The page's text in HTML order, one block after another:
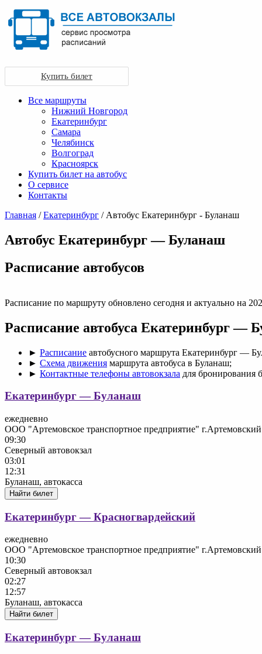
Купить билет
Все маршруты
Нижний Новгород
Екатеринбург
Самара
Челябинск
Волгоград
Красноярск
Купить билет на автобус
О сервисе
Контакты
Главная /Екатеринбург / Автобус Екатеринбург - Буланаш
Автобус Екатеринбург — Буланаш
Раcписание автобусов
Расписание по маршруту обновлено сегодня и актуально на
Расписание автобуса Екатеринбург —
► Расписание автобусного маршрута Екатеринбург —
► Схема движения маршрута автобуса в Буланаш;
► Контактные телефоны автовокзала для бронирования
Екатеринбург — Буланаш
ежедневно
ООО "Артемовское транспортное предприятие" г.Артемовский
09:30
Северный автовокзал
03:01
12:31
Буланаш, автокасса
Найти билет
Екатеринбург — Красногвардейский
ежедневно
ООО "Артемовское транспортное предприятие" г.Артемовский
10:30
Северный автовокзал
02:27
12:57
Буланаш, автокасса
Найти билет
Екатеринбург — Буланаш